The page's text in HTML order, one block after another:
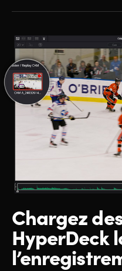
Chargez
HyperDeck